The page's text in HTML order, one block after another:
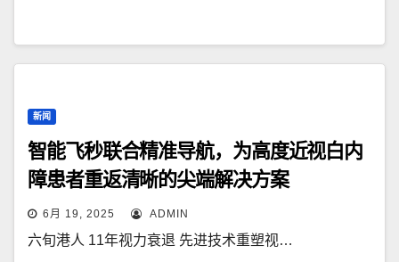
新闻
智能飞秒联合精准导航，为高度近视白内
障患者重返清晰的尖端解决方案
6月 19, 2025 ADMIN
六旬港人 11年视力衰退 先进技术重塑视…